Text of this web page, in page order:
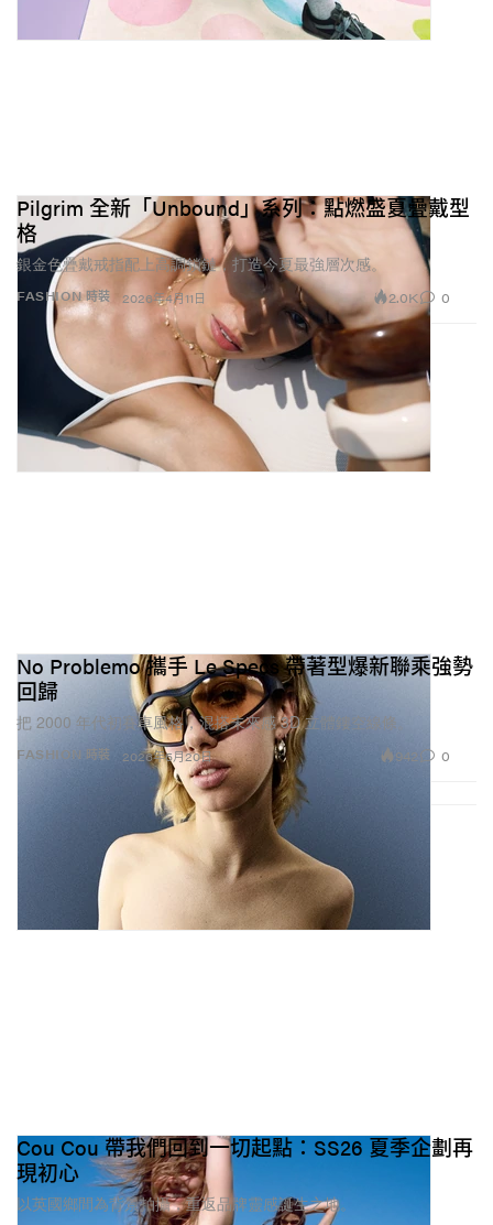
FASHION 時裝
Pilgrim 全新「Unbound」系列：點燃盛夏疊戴型
格
銀金色疊戴戒指配上高調鎖鏈，打造今夏最強層次感。
2026年4月11日 2.0K 0
FASHION 時裝
No Problemo 攜手 Le Specs 帶著型爆新聯乘強勢
回歸
把 2000 年代初賽車風格，混搭未來感 3D 立體鏤空線條。
2026年5月20日 942 0
Cou Cou 帶我們回到一切起點：SS26 夏季企劃再
現初心
以英國鄉間為背景拍攝，重返品牌靈感誕生之地。